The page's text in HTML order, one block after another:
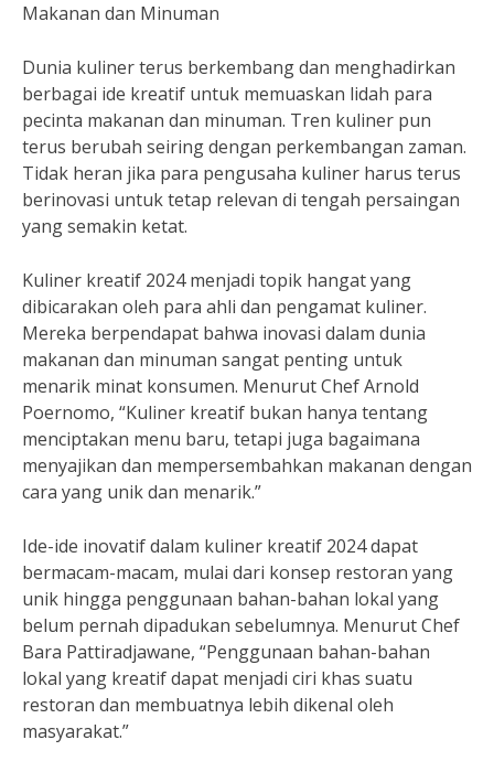
Makanan dan Minuman
Dunia kuliner terus berkembang dan menghadirkan
berbagai ide kreatif untuk memuaskan lidah para
pecinta makanan dan minuman. Tren kuliner pun
terus berubah seiring dengan perkembangan zaman.
Tidak heran jika para pengusaha kuliner harus terus
berinovasi untuk tetap relevan di tengah persaingan
yang semakin ketat.
Kuliner kreatif 2024 menjadi topik hangat yang
dibicarakan oleh para ahli dan pengamat kuliner.
Mereka berpendapat bahwa inovasi dalam dunia
makanan dan minuman sangat penting untuk
menarik minat konsumen. Menurut Chef Arnold
Poernomo, “Kuliner kreatif bukan hanya tentang
menciptakan menu baru, tetapi juga bagaimana
menyajikan dan mempersembahkan makanan dengan
cara yang unik dan menarik.”
Ide-ide inovatif dalam kuliner kreatif 2024 dapat
bermacam-macam, mulai dari konsep restoran yang
unik hingga penggunaan bahan-bahan lokal yang
belum pernah dipadukan sebelumnya. Menurut Chef
Bara Pattiradjawane, “Penggunaan bahan-bahan
lokal yang kreatif dapat menjadi ciri khas suatu
restoran dan membuatnya lebih dikenal oleh
masyarakat.”